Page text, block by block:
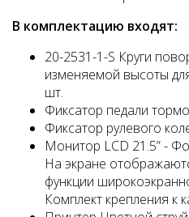
В комплектацию входят:
20-2531-1-S Круги
изменяемой высоты
шт.
Фиксатор педали
Фиксатор рулевого
Монитор LCD 21.5” -
На экране
функции
Комплект крепления к